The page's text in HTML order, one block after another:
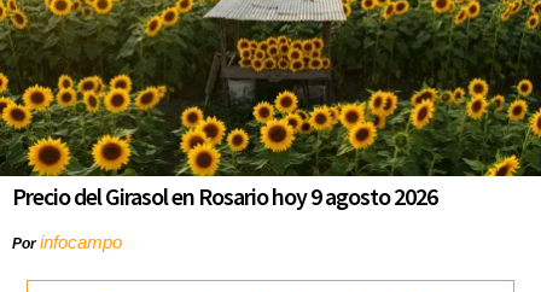
Precio del Girasol en Rosario hoy 9 agosto 2026
Porinfocampo